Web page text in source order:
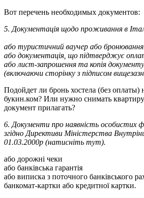
Вот перечень необходимых документов:
5. Документація щодо проживання в
або туристичний ваучер або
або документація, що підтверджує
або лист-запрошення та копія
(включаючи сторінку з підписом
Подойдет ли бронь хостела (без оплаты)
букин.ком? Или нужно снимать
документ прилагать?
6. Документи про наявність особистих
згідно Директиви Міністерства
01.03.2000р (натисніть тут).
або дорожні чеки
або банківська гарантія
або виписка з поточного банківського
банкомат-картки або кредитної картки.